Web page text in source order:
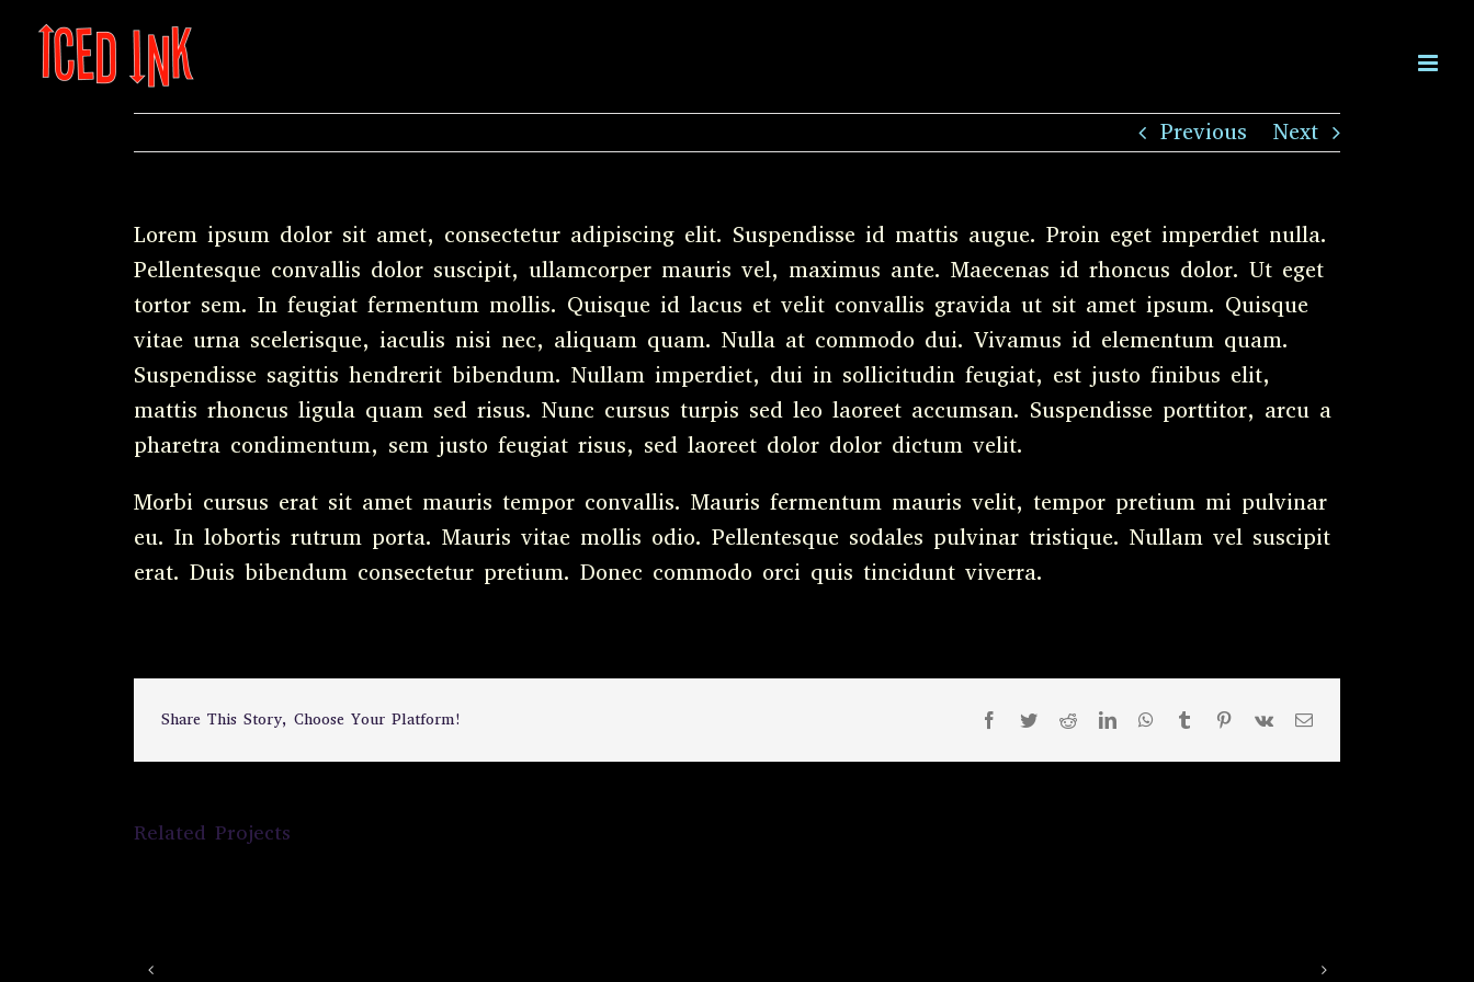
content
Previous
Next
Lorem ipsum dolor sit amet, consectetur adipiscing elit. Suspendisse id mattis augue. Proin eget imperdiet nulla.
Pellentesque convallis dolor suscipit, ullamcorper mauris vel, maximus ante. Maecenas id rhoncus dolor. Ut eget
tortor sem. In feugiat fermentum mollis. Quisque id lacus et velit convallis gravida ut sit amet ipsum. Quisque
vitae urna scelerisque, iaculis nisi nec, aliquam quam. Nulla at commodo dui. Vivamus id elementum quam.
Suspendisse sagittis hendrerit bibendum. Nullam imperdiet, dui in sollicitudin feugiat, est justo finibus elit,
mattis rhoncus ligula quam sed risus. Nunc cursus turpis sed leo laoreet accumsan. Suspendisse porttitor, arcu a
pharetra condimentum, sem justo feugiat risus, sed laoreet dolor dolor dictum velit.
Morbi cursus erat sit amet mauris tempor convallis. Mauris fermentum mauris velit, tempor pretium mi pulvinar
eu. In lobortis rutrum porta. Mauris vitae mollis odio. Pellentesque sodales pulvinar tristique. Nullam vel suscipit
erat. Duis bibendum consectetur pretium. Donec commodo orci quis tincidunt viverra.
Share This Story, Choose Your Platform! Facebook
TwitterRedditLinkedInWhatsApp
Tumblr Pinterest
Vk Email
Related Projects